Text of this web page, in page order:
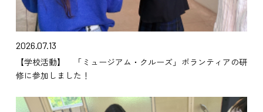
2026.07.13
【学校活動】 「ミュージアム・クルーズ」ボランティアの研
修に参加しました！